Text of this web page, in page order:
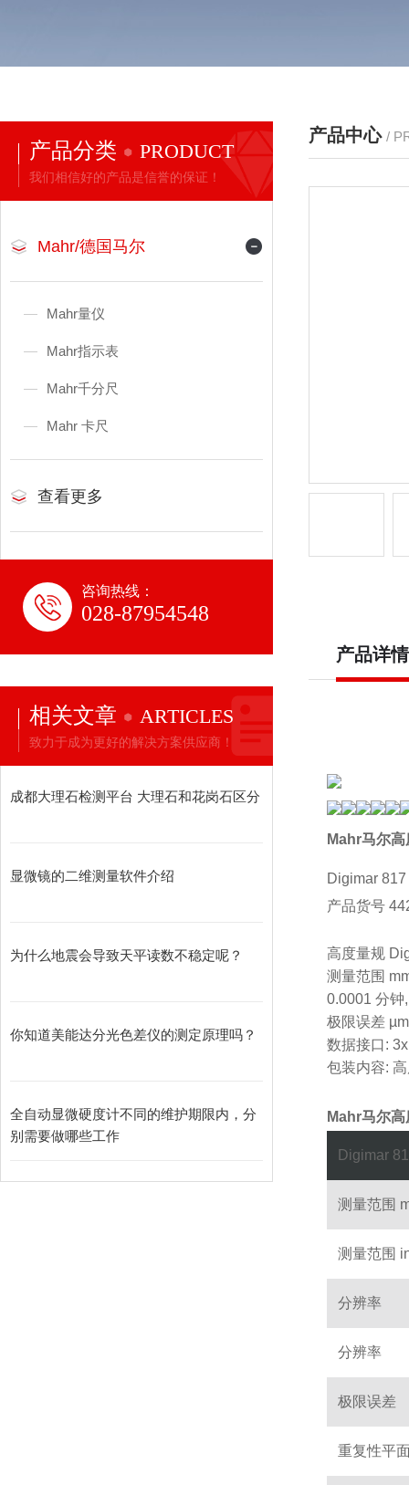
产品分类 PRODUCT
我们相信好的产品是信誉的保证！
Mahr/德国马尔
Mahr量仪
Mahr指示表
Mahr千分尺
Mahr 卡尺
查看更多
咨询热线：
028-87954548
相关文章 ARTICLES
致力于成为更好的解决方案供应商！
成都大理石检测平台 大理石和花岗石区分
显微镜的二维测量软件介绍
为什么地震会导致天平读数不稳定呢？
你知道美能达分光色差仪的测定原理吗？
全自动显微硬度计不同的维护期限内，分
别需要做哪些工作
产品中心 /
产品详情
Mahr马尔
Digimar
产品货号
高度量规
测量范围
0.0001 分钟
极限误差
数据接口:
包装内容:
Mahr马尔
Digimar
测量范围
测量范围
分辨率
分辨率
极限误差
重复性平